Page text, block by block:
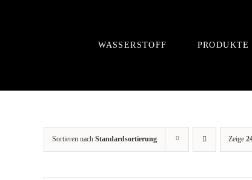
WASSERSTOFF PRODUKTE
Sortieren nach Standardsortierung Zeige